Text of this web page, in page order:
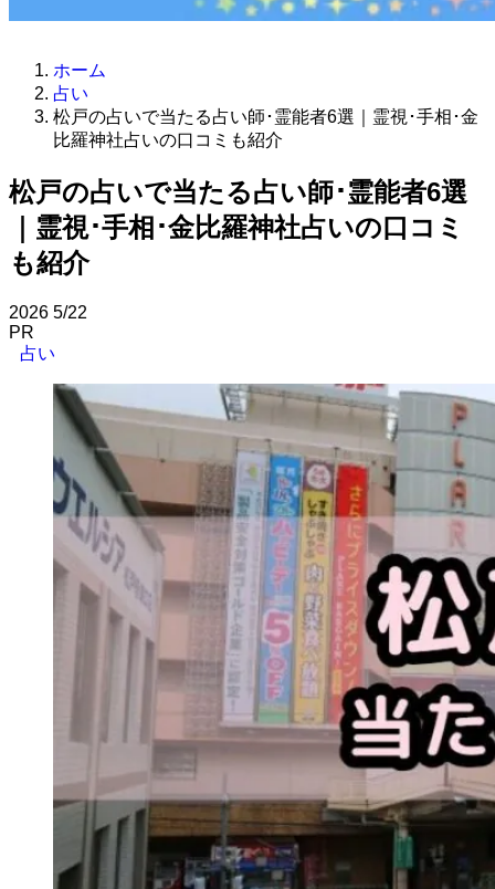
ホーム
占い
松戸の占いで当たる占い師･霊能者6選｜霊視･手相･金
比羅神社占いの口コミも紹介
松戸の占いで当たる占い師･霊能者6選
｜霊視･手相･金比羅神社占いの口コミ
も紹介
2026 5/22
PR
占い